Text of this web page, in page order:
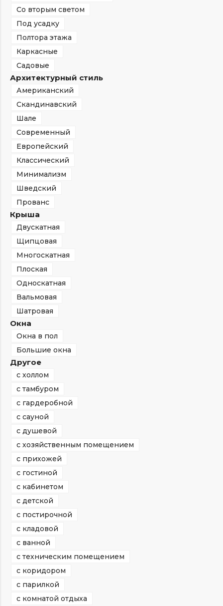
Со вторым светом
Под усадку
Полтора этажа
Каркасные
Садовые
Архитектурный стиль
Американский
Скандинавский
Шале
Современный
Европейский
Классический
Минимализм
Шведский
Прованс
Крыша
Двускатная
Щипцовая
Многоскатная
Плоская
Односкатная
Вальмовая
Шатровая
Окна
Окна в пол
Большие окна
Другое
с холлом
с тамбуром
с гардеробной
с сауной
с душевой
с хозяйственным помещением
с прихожей
с гостиной
с кабинетом
с детской
с постирочной
с кладовой
с ванной
с техническим помещением
с коридором
с парилкой
с комнатой отдыха